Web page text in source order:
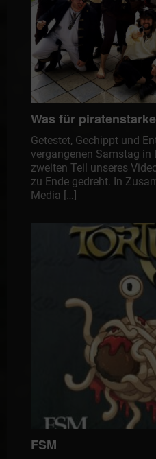
Was für
Getestet, Gechippt und
vergangenen Samstag in
zweiten Teil unseres
zu Ende gedreht. In
Media […]
FSM